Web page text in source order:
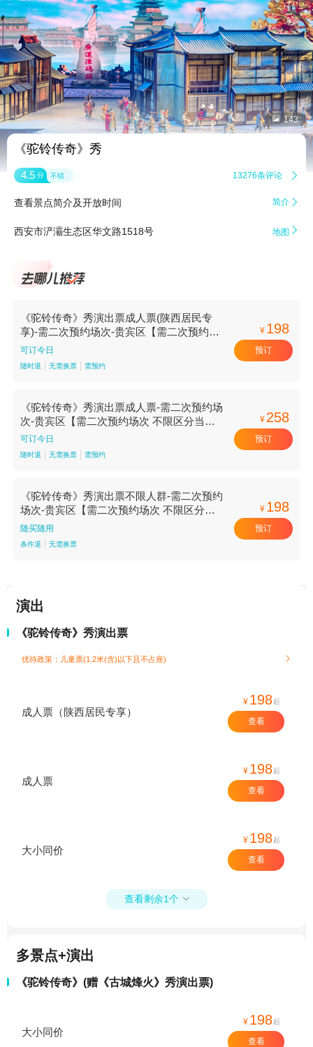
 143
《驼铃传奇》秀
4.5 分 不错 13276条评论 
查看景点简介及开放时间 简介 
西安市浐灞生态区华文路1518号 地图 
《驼铃传奇》秀演出票成人票(陕西居民专
享)-需二次预约场次-贵宾区【需二次预约场
次 不限区分当日可售 贵宾区】
可订今日
随时退 无需换票 需预约
¥ 198
预订
《驼铃传奇》秀演出票成人票-需二次预约场
次-贵宾区【需二次预约场次 不限区分当日
可售 贵宾区】
可订今日
随时退 无需换票 需预约
¥ 258
预订
《驼铃传奇》秀演出票不限人群-需二次预约
场次-贵宾区【需二次预约场次 不限区分当
日可售 贵宾区】
随买随用
条件退 无需换票
¥ 198
预订
演出
《驼铃传奇》秀演出票
优待政策：儿童票(1.2米(含)以下且不占座) 
成人票（陕西居民专享）
¥ 198起
查看
成人票
¥ 198起
查看
大小同价
¥ 198起
查看
查看剩余1个 
多景点+演出
《驼铃传奇》(赠《古城烽火》秀演出票)
大小同价
¥ 198起
查看
